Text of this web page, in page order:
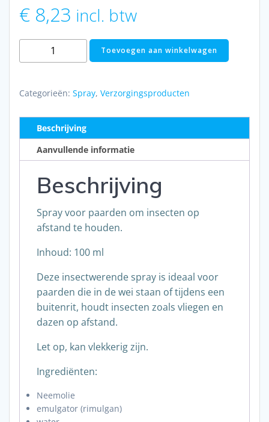
€ 8,23 incl. btw
Insectwerend
paard
Toevoegen aan winkelwagen
Categorieën: Spray, Verzorgingsproducten
Beschrijving
Aanvullende informatie
Beschrijving
Spray voor paarden om insecten op
afstand te houden.
Inhoud: 100 ml
Deze insectwerende spray is ideaal voor
paarden die in de wei staan of tijdens een
buitenrit, houdt insecten zoals vliegen en
dazen op afstand.
Let op, kan vlekkerig zijn.
Ingrediënten:
Neemolie
emulgator (rimulgan)